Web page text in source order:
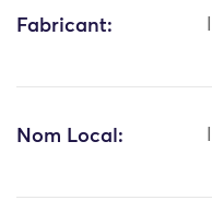
Fabricant:
Nom Local: